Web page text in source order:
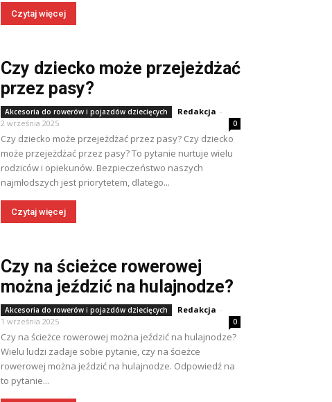
Czytaj więcej
Czy dziecko może przejeżdżać
przez pasy?
Akcesoria do rowerów i pojazdów dziecięcych Redakcja -
2 września 2025
0
Czy dziecko może przejeżdżać przez pasy? Czy dziecko
może przejeżdżać przez pasy? To pytanie nurtuje wielu
rodziców i opiekunów. Bezpieczeństwo naszych
najmłodszych jest priorytetem, dlatego...
Czytaj więcej
Czy na ścieżce rowerowej
można jeździć na hulajnodze?
Akcesoria do rowerów i pojazdów dziecięcych Redakcja -
1 września 2025
0
Czy na ścieżce rowerowej można jeździć na hulajnodze?
Wielu ludzi zadaje sobie pytanie, czy na ścieżce
rowerowej można jeździć na hulajnodze. Odpowiedź na
to pytanie...